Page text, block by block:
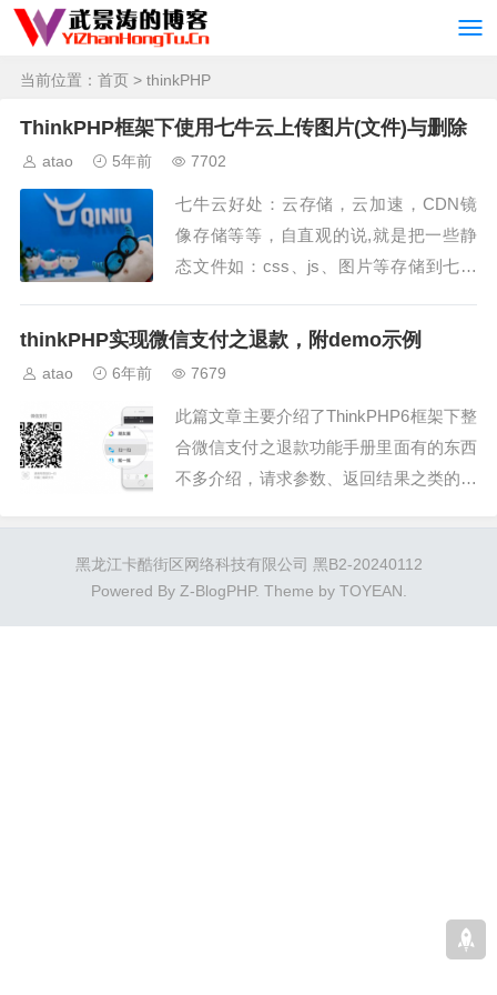
当前位置： 首页 > thinkPHP
ThinkPHP框架下使用七牛云上传图片(文件)与删除
atao 5年前 7702
七牛云好处：云存储，云加速，CDN镜
像存储等等，自直观的说,就是把一些静
态文件如：css、js、图片等存储到七牛
域名开启CDN加速去访问，这样既减少
thinkPHP实现微信支付之退款，附demo示例
atao 6年前 7679
此篇文章主要介绍了ThinkPHP6框架下整
合微信支付之退款功能手册里面有的东西
不多介绍，请求参数、返回结果之类的请
手册地址：...
黑龙江卡酷街区网络科技有限公司 黑B2-20240112
Powered By Z-BlogPHP. Theme by TOYEAN